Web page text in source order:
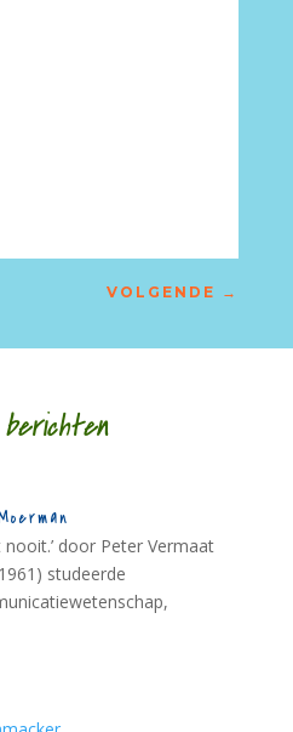
VOLGENDE →
door Peter Vermaat
studeerde